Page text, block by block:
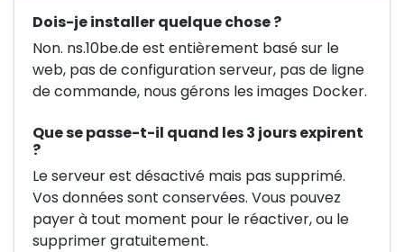
Dois-je installer quelque chose ?
Non. ns.10be.de est entièrement basé sur le
web, pas de configuration serveur, pas de ligne
de commande, nous gérons les images Docker.
Que se passe-t-il quand les 3 jours expirent
?
Le serveur est désactivé mais pas supprimé.
Vos données sont conservées. Vous pouvez
payer à tout moment pour le réactiver, ou le
supprimer gratuitement.